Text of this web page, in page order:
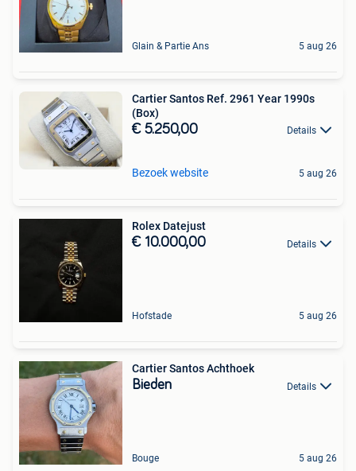
Glain & Partie Ans 5 aug 26
Cartier Santos Ref. 2961 Year 1990s
(Box)
€ 5.250,00 Details
Bezoek website 5 aug 26
Rolex Datejust
€ 10.000,00 Details
Hofstade 5 aug 26
Cartier Santos Achthoek
Bieden Details
Bouge 5 aug 26